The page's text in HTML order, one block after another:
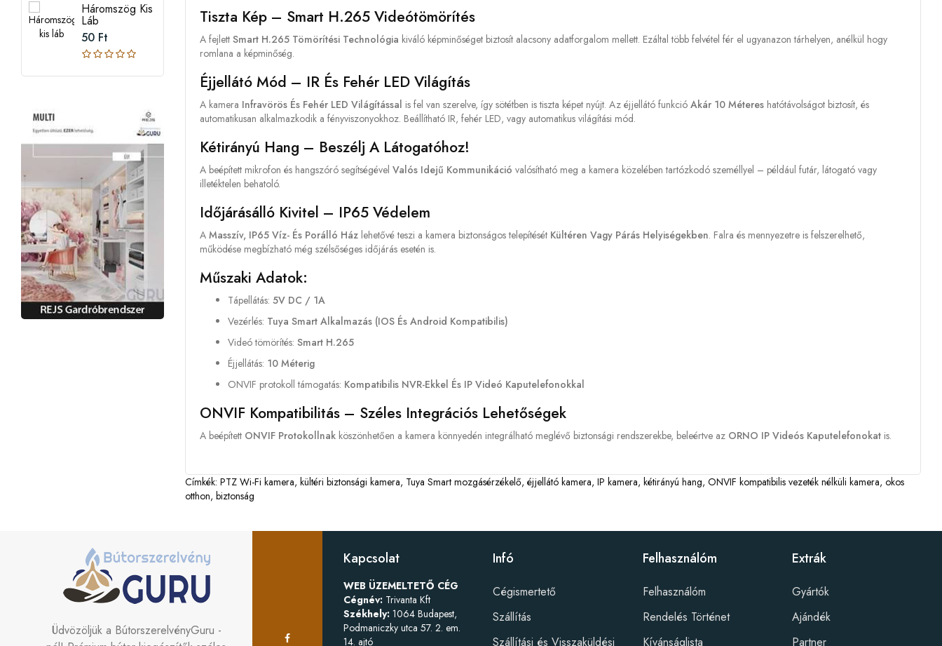
Háromszög Kis
Láb
50 Ft
Tiszta Kép – Smart H.265 Videótömörítés
A fejlett Smart H.265 Tömörítési Technológia kiváló képminőséget biztosít alacsony adatforgalom mellett. Ezáltal több felvétel fér el ugyanazon tárhelyen, anélkül hogy
romlana a képminőség.
Éjjellátó Mód – IR És Fehér LED Világítás
A kamera Infravörös És Fehér LED Világítással is fel van szerelve, így sötétben is tiszta képet nyújt. Az éjjellátó funkció Akár 10 Métereshatótávolságot biztosít, és
automatikusan alkalmazkodik a fényviszonyokhoz. Beállítható IR, fehér LED, vagy automatikus világítási mód.
Kétirányú Hang – Beszélj A Látogatóhoz!
A beépített mikrofon és hangszóró segítségével Valós Idejű Kommunikáció valósítható meg a kamera közelében tartózkodó személlyel – például futár, látogató vagy
illetéktelen behatoló.
Időjárásálló Kivitel – IP65 Védelem
A Masszív, IP65 Víz- És Porálló Házlehetővé teszi a kamera biztonságos telepítését Kültéren Vagy Párás Helyiségekben. Falra és mennyezetre is felszerelhető,
működése megbízható még szélsőséges időjárás esetén is.
Műszaki Adatok:
Tápellátás: 5V DC / 1A
Vezérlés: Tuya Smart Alkalmazás (iOS És Android Kompatibilis)
Videó tömörítés: Smart H.265
Éjjellátás: 10 Méterig
ONVIF protokoll támogatás: Kompatibilis NVR-Ekkel És IP Videó Kaputelefonokkal
ONVIF Kompatibilitás – Széles Integrációs Lehetőségek
A beépített ONVIF Protokollnakköszönhetően a kamera könnyedén integrálható meglévő biztonsági rendszerekbe, beleértve az ORNO IP Videós Kaputelefonokatis.
Címkék: PTZ Wi-Fi kamera, kültéri biztonsági kamera, Tuya Smart mozgásérzékelő, éjjellátó kamera, IP kamera, kétirányú hang, ONVIF kompatibilis vezeték nélküli kamera, okos
otthon, biztonság
Üdvözöljük a BútorszerelvényGuru -
Kapcsolat
WEB ÜZEMELTETŐ CÉG
Cégnév:Trivanta Kft
Székhely:1064 Budapest,
Podmaniczky utca 57. 2. em.
14. ajtó
Infó
Cégismertető
Szállítás
Szállítási és Visszaküldési
Felhasználóm
Felhasználóm
Rendelés Történet
Kívánságlista
Extrák
Gyártók
Ajándék
Partner